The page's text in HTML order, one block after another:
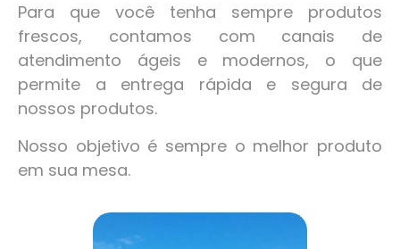
Para que você tenha sempre produtos
frescos, contamos com canais de
atendimento ágeis e modernos, o que
permite a entrega rápida e segura de
nossos produtos.
Nosso objetivo é sempre o melhor produto
em sua mesa.